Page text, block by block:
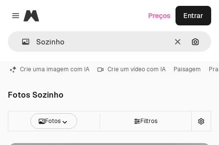
Close menu
Magnific
Limpar
Preços Entrar
Crie uma imagem com IA Crie um vídeo com IA Paisagem
Fotos Sozinho
Fotos Filtros